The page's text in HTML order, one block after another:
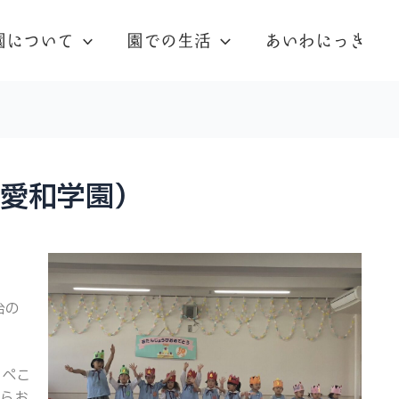
について 園での生活 あいわにっき
学園）
こ